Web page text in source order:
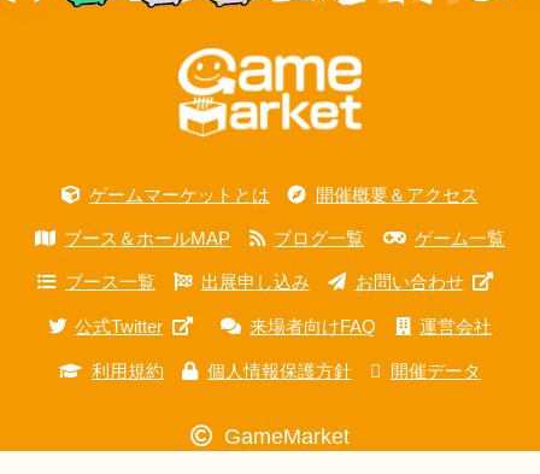
ゲームマーケットとは 開催概要＆アクセス
ブース＆ホールMAP ブログ一覧 ゲーム一覧
ブース一覧 出展申し込み お問い合わせ
公式Twitter 来場者向けFAQ 運営会社
利用規約 個人情報保護方針 開催データ
GameMarket